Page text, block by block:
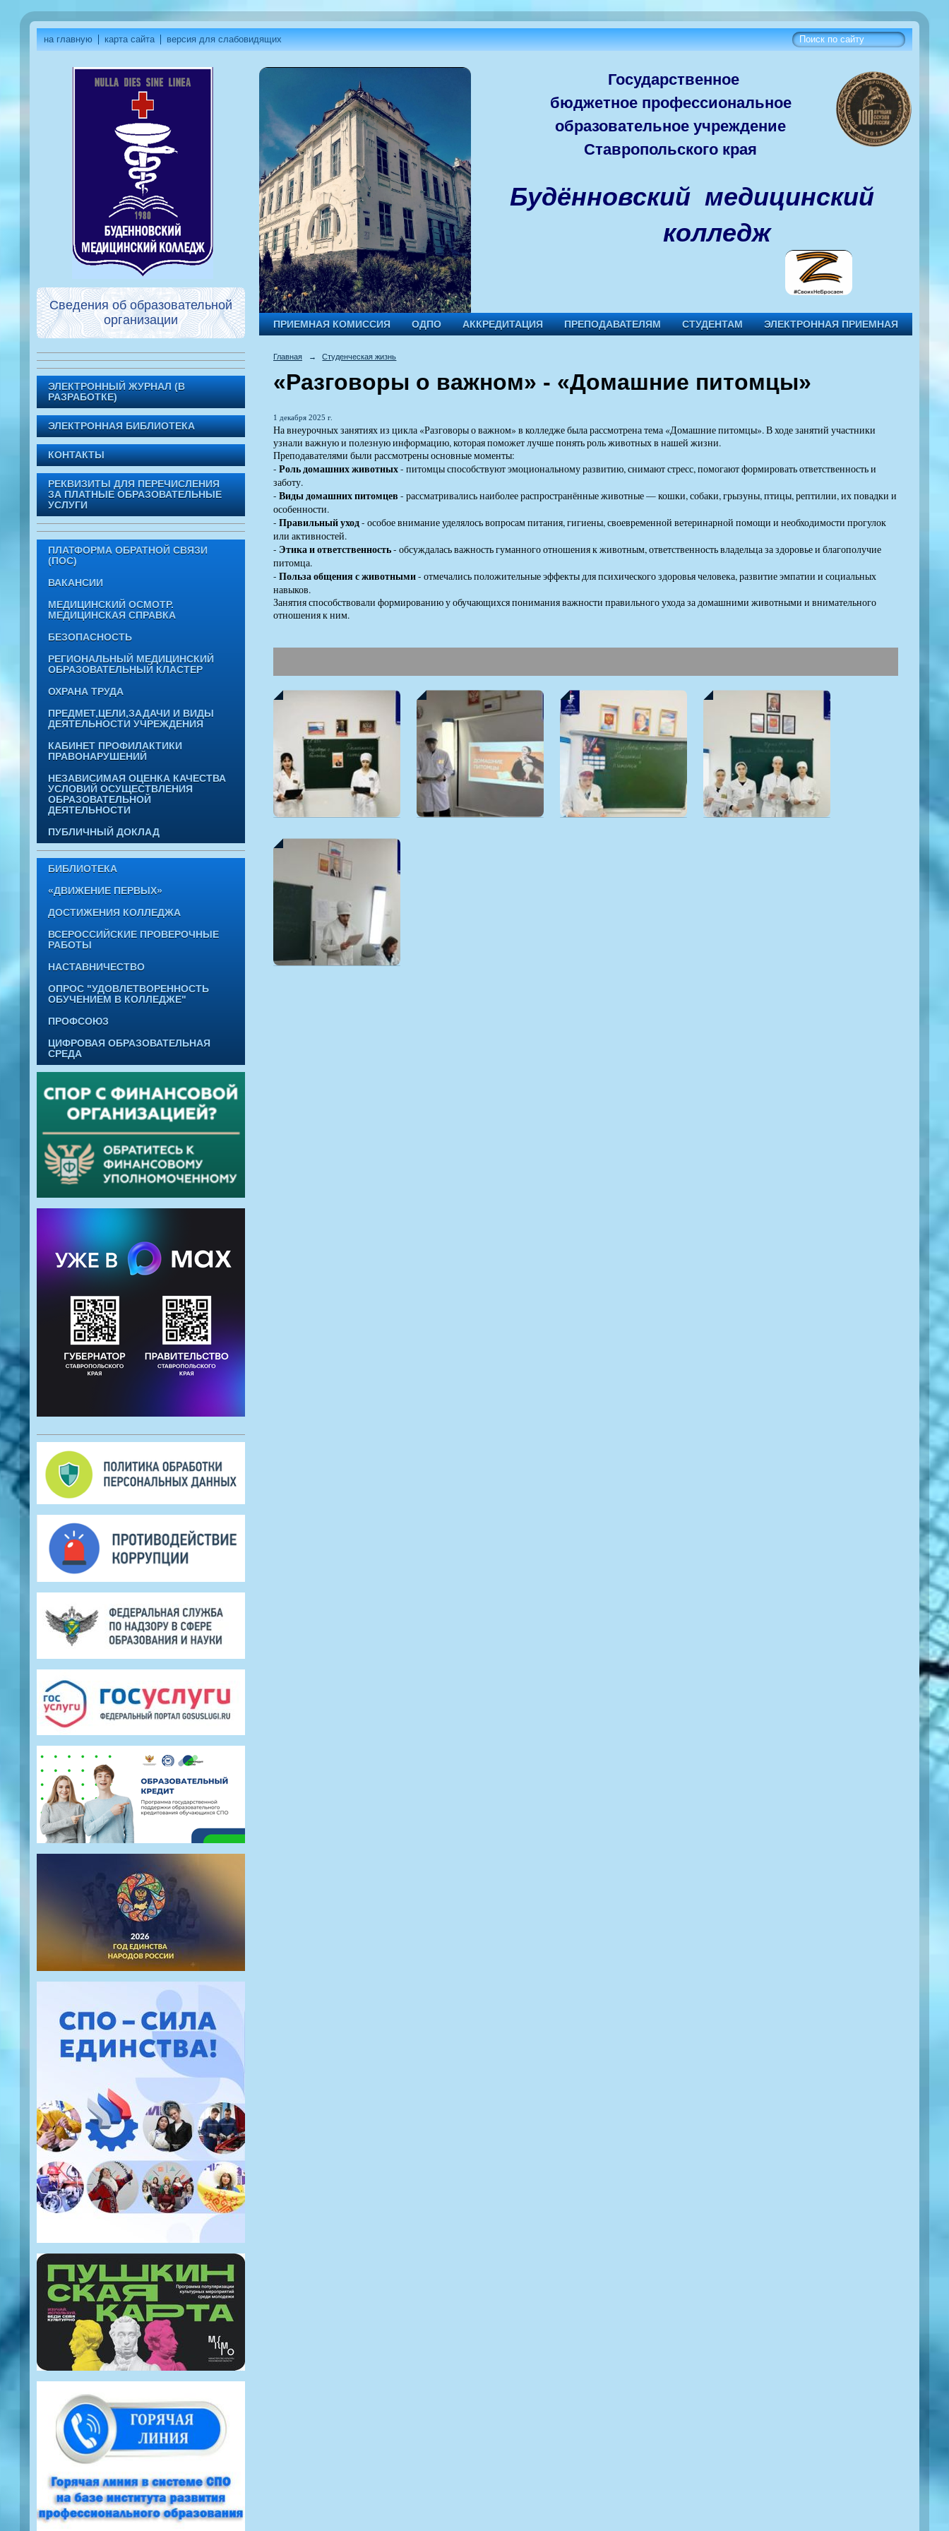
на главную карта сайта версия для слабовидящих
Сведения об образовательной
организации
ЭЛЕКТРОННЫЙ ЖУРНАЛ (В
РАЗРАБОТКЕ)
ЭЛЕКТРОННАЯ БИБЛИОТЕКА
КОНТАКТЫ
РЕКВИЗИТЫ ДЛЯ ПЕРЕЧИСЛЕНИЯ
ЗА ПЛАТНЫЕ ОБРАЗОВАТЕЛЬНЫЕ
УСЛУГИ
ПЛАТФОРМА ОБРАТНОЙ СВЯЗИ
(ПОС)
ВАКАНСИИ
МЕДИЦИНСКИЙ ОСМОТР.
МЕДИЦИНСКАЯ СПРАВКА
БЕЗОПАСНОСТЬ
РЕГИОНАЛЬНЫЙ МЕДИЦИНСКИЙ
ОБРАЗОВАТЕЛЬНЫЙ КЛАСТЕР
ОХРАНА ТРУДА
ПРЕДМЕТ,ЦЕЛИ,ЗАДАЧИ И ВИДЫ
ДЕЯТЕЛЬНОСТИ УЧРЕЖДЕНИЯ
КАБИНЕТ ПРОФИЛАКТИКИ
ПРАВОНАРУШЕНИЙ
НЕЗАВИСИМАЯ ОЦЕНКА КАЧЕСТВА
УСЛОВИЙ ОСУЩЕСТВЛЕНИЯ
ОБРАЗОВАТЕЛЬНОЙ
ДЕЯТЕЛЬНОСТИ
ПУБЛИЧНЫЙ ДОКЛАД
БИБЛИОТЕКА
«ДВИЖЕНИЕ ПЕРВЫХ»
ДОСТИЖЕНИЯ КОЛЛЕДЖА
ВСЕРОССИЙСКИЕ ПРОВЕРОЧНЫЕ
РАБОТЫ
НАСТАВНИЧЕСТВО
ОПРОС "УДОВЛЕТВОРЕННОСТЬ
ОБУЧЕНИЕМ В КОЛЛЕДЖЕ"
ПРОФСОЮЗ
ЦИФРОВАЯ ОБРАЗОВАТЕЛЬНАЯ
СРЕДА
Государственное
бюджетноепрофессиональное
образовательное учреждение
Ставропольского края
Будённовский медицинский
колледж
ПРИЕМНАЯ КОМИССИЯ ОДПО АККРЕДИТАЦИЯ ПРЕПОДАВАТЕЛЯМ СТУДЕНТАМ ЭЛЕКТРОННАЯ ПРИЕМНАЯ
Главная → Студенческая жизнь
«Разговоры о важном» - «Домашние питомцы»
1 декабря 2025 г.
На внеурочных занятиях из цикла «Разговоры о важном» в колледже была рассмотрена тема «Домашние питомцы». В ходе занятий участники
узнали важную и полезную информацию, которая поможет лучше понять роль животных в нашей жизни.
Преподавателями были рассмотрены основные моменты:
- Роль домашних животных- питомцы способствуют эмоциональному развитию, снимают стресс, помогают формировать ответственность и
заботу.
- Виды домашних питомцев - рассматривались наиболее распространённые животные — кошки, собаки, грызуны, птицы, рептилии, их повадки и
особенности.
- Правильный уход- особое внимание уделялось вопросам питания, гигиены, своевременной ветеринарной помощи и необходимости прогулок
или активностей.
- Этика и ответственность- обсуждалась важность гуманного отношения к животным, ответственность владельца за здоровье и благополучие
питомца.
- Польза общения с животными- отмечались положительные эффекты для психического здоровья человека, развитие эмпатии и социальных
навыков.
Занятия способствовали формированию у обучающихся понимания важности правильного ухода за домашними животными и внимательного
отношения к ним.